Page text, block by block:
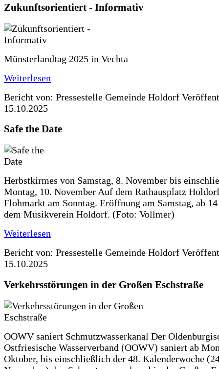
Zukunftsorientiert - Informativ
Münsterlandtag 2025 in Vechta
Weiterlesen
Bericht von: Pressestelle Gemeinde Holdorf
15.10.2025
Safe the Date
Herbstkirmes von Samstag, 8. November bis
Montag, 10. November Auf dem Rathausplatz
Flohmarkt am Sonntag. Eröffnung am Samstag, ab
dem Musikverein Holdorf. (Foto: Vollmer)
Weiterlesen
Bericht von: Pressestelle Gemeinde Holdorf
15.10.2025
Verkehrsstörungen in der Großen Eschstraße
OOWV saniert Schmutzwasserkanal Der
Ostfriesische Wasserverband (OOWV) saniert ab
Oktober, bis einschließlich der 48. Kalenderwoche